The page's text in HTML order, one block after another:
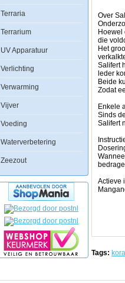
Terraria
Terrarium
UV Apparatuur
Verlichting
Verwarming
Vijver
Voeding
Waterverbetering
Zeezout
ppm.
Sommige
van
deze
elementen
zijn
essentieel
voor
veel
Mangaan
voor
en
vele
ijzer
Over
Hoewel
die
Het
Salifert
leder
Beide
Zodat
Enkele
Sinds
Salifert
Actieve
Tags: